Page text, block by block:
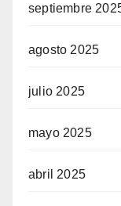
septiembre
agosto 2025
julio 2025
mayo 2025
abril 2025